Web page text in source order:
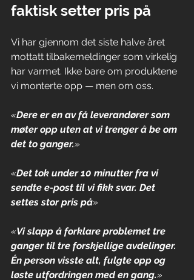
faktisk setter pris på
Vi har gjennom det siste halve året
mottatt tilbakemeldinger som virkelig
har varmet. Ikke bare om produktene
vi monterte opp — men om oss.
«Dere er en av få leverandører som
møter opp uten at vi trenger å be om
det to ganger.»
«Det tok under 10 minutter fra vi
sendte e-post til vi fikk svar. Det
settes stor pris på»
«Vi slapp å forklare problemet tre
ganger til tre forskjellige avdelinger.
Én person visste alt, fulgte opp og
løste utfordringen med en gang.»